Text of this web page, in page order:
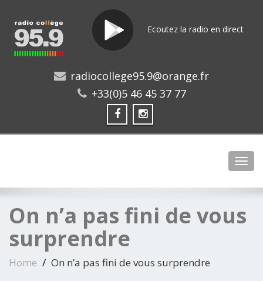
Ecoutez la radio en direct
radiocollege95.9@orange.fr
+33(0)5 46 45 37 77
On n’a pas fini de vous
surprendre
Home On n’a pas fini de vous surprendre